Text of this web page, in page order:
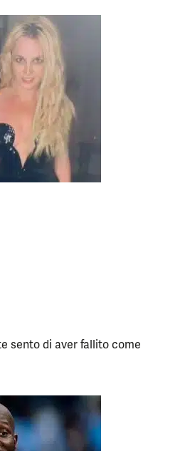
sento di aver fallito come